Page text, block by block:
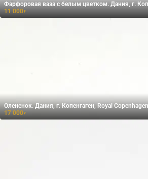
Фарфоровая ваза с белым цветком. Дания, г.
11 000₽
Олененок. Дания, г. Копенгаген, Royal Copenhagen
17 000₽